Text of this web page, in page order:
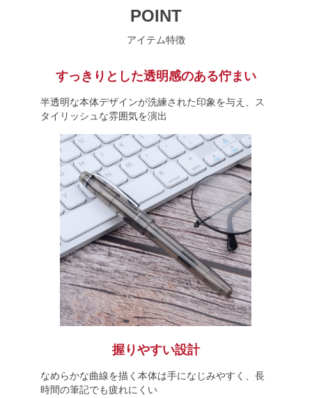
POINT
アイテム特徴
すっきりとした透明感のある佇まい
半透明な本体デザインが洗練された印象を与え、ス
タイリッシュな雰囲気を演出
握りやすい設計
なめらかな曲線を描く本体は手になじみやすく、長
時間の筆記でも疲れにくい